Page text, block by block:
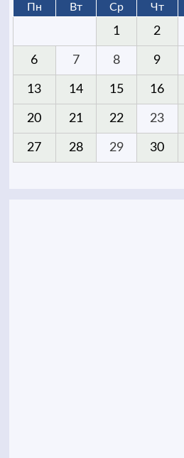
Пн Вт Ср Чт
1 2
6 7 8 9
13 14 15 16
20 21 22 23
27 28 29 30